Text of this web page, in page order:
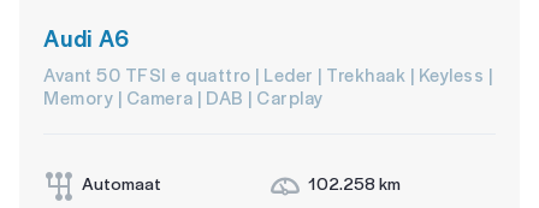
Audi A6
Avant 50 TFSI e quattro | Leder | Trekhaak | Keyless |
Memory | Camera | DAB | Carplay
Automaat 102.258 km